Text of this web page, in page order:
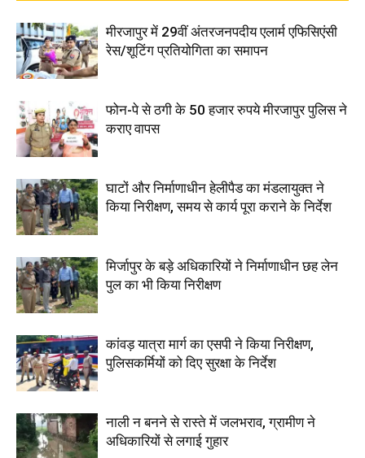
मीरजापुर में 29वीं अंतरजनपदीय एलार्म एफिसिएंसी
रेस/शूटिंग प्रतियोगिता का समापन
फोन-पे से ठगी के 50 हजार रुपये मीरजापुर पुलिस ने
कराए वापस
घाटों और निर्माणाधीन हेलीपैड का मंडलायुक्त ने
किया निरीक्षण, समय से कार्य पूरा कराने के निर्देश
मिर्जापुर के बड़े अधिकारियों ने निर्माणाधीन छह लेन
पुल का भी किया निरीक्षण
कांवड़ यात्रा मार्ग का एसपी ने किया निरीक्षण,
पुलिसकर्मियों को दिए सुरक्षा के निर्देश
नाली न बनने से रास्ते में जलभराव, ग्रामीण ने
अधिकारियों से लगाई गुहार